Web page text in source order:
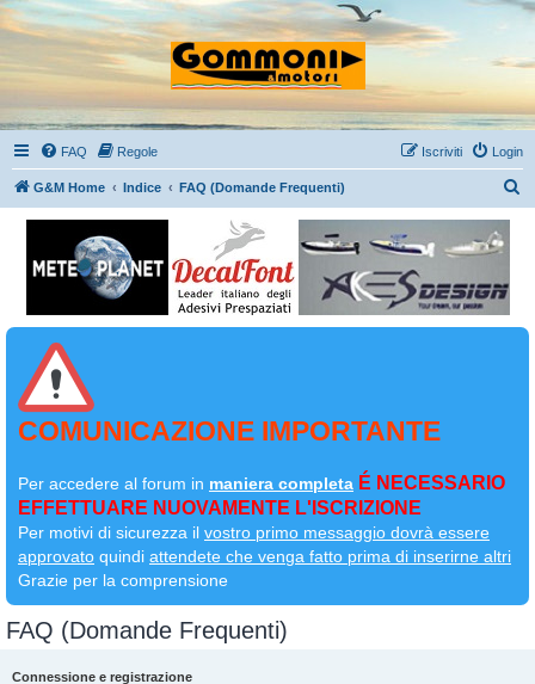
FAQ Regole Login
Iscriviti
G&M Home Indice FAQ (Domande Frequenti)
COMUNICAZIONE IMPORTANTE
Per accedere al forum in maniera completa É NECESSARIO
EFFETTUARE NUOVAMENTE L'ISCRIZIONE
Per motivi di sicurezza il vostro primo messaggio dovrà essere
approvato quindi attendete che venga fatto prima di inserirne altri
Grazie per la comprensione
FAQ (Domande Frequenti)
Connessione e registrazione